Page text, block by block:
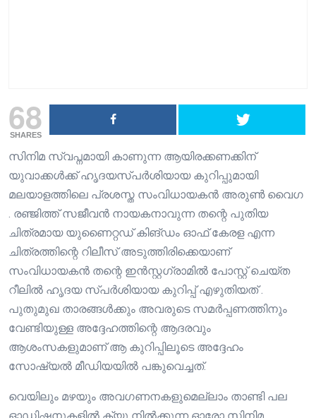
68
SHARES
സിനിമ സ്വപ്നമായി കാണുന്ന ആയിരക്കണക്കിന്
യുവാക്കൾക്ക് ഹൃദയസ്പർശിയായ കുറിപ്പുമായി
മലയാളത്തിലെ പ്രശസ്ത സംവിധായകൻ അരുൺ വൈഗ
. രഞ്ജിത്ത് സജീവൻ നായകനാവുന്ന തന്റെ പുതിയ
ചിത്രമായ യുണൈറ്റഡ് കിങ്ഡം ഓഫ് കേരള എന്ന
ചിത്രത്തിന്റെ റിലീസ് അടുത്തിരിക്കെയാണ്
സംവിധായകൻ തന്റെ ഇൻസ്റ്റഗ്രാമിൽ പോസ്റ്റ് ചെയ്ത
റീലിൽ ഹൃദയ സ്പർശിയായ കുറിപ്പ് എഴുതിയത് .
പുതുമുഖ താരങ്ങൾക്കും അവരുടെ സമർപ്പണത്തിനും
വേണ്ടിയുള്ള അദ്ദേഹത്തിന്റെ ആദരവും
ആശംസകളുമാണ് ആ കുറിപ്പിലൂടെ അദ്ദേഹം
സോഷ്യൽ മീഡിയയിൽ പങ്കുവെച്ചത്.
വെയിലും മഴയും അവഗണനകളുമെല്ലാം താണ്ടി പല